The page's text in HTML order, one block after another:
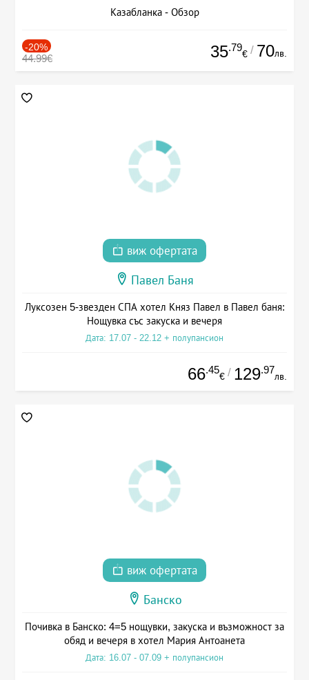
Казабланка - Обзор
-20%
44.99€ 35.79
€ / 70лв.
виж офертата
Павел Баня
Луксозен 5-звезден СПА хотел Княз Павел в Павел баня:
Нощувка със закуска и вечеря
Дата: 17.07 - 22.12 + полупансион
66.45
€ / 129.97
лв.
виж офертата
Банско
Почивка в Банско: 4=5 нощувки, закуска и възможност за
обяд и вечеря в хотел Мария Антоанета
Дата: 16.07 - 07.09 + полупансион